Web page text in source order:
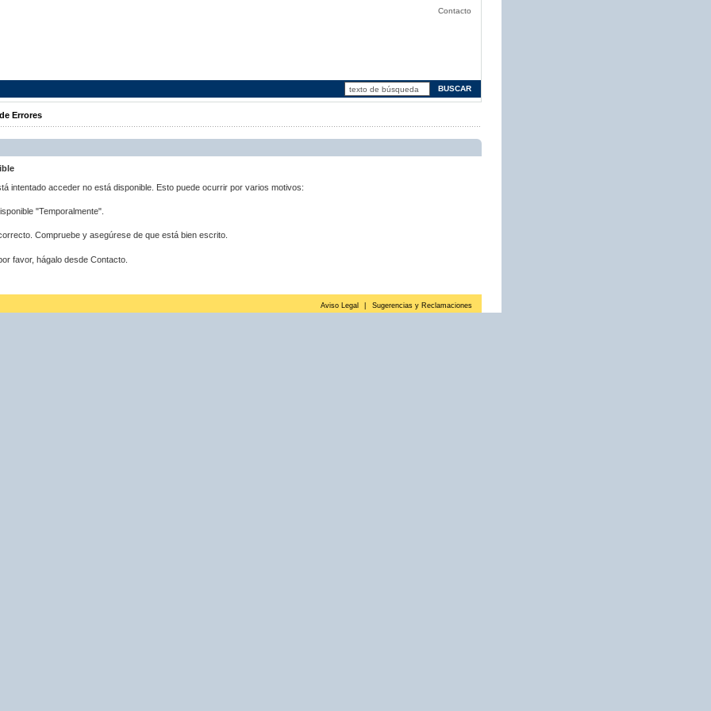
Contacto
Errores
intentado acceder no está disponible. Esto puede ocurrir por varios motivos:
"Temporalmente".
Compruebe y asegúrese de que está bien escrito.
favor, hágalo desde Contacto.
Aviso Legal Sugerencias y Reclamaciones